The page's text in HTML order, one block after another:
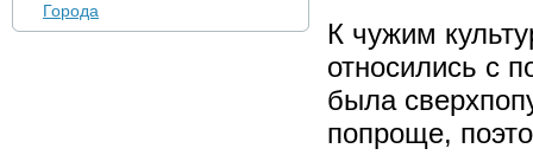
Города
К чужим
относились с
была
попроще,